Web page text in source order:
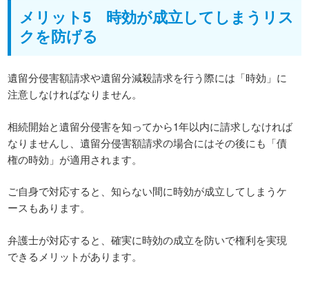
メリット5 時効が成立してしまうリス
クを防げる
遺留分侵害額請求や遺留分減殺請求を行う際には「時効」に
注意しなければなりません。
相続開始と遺留分侵害を知ってから1年以内に請求しなければ
なりませんし、遺留分侵害額請求の場合にはその後にも「債
権の時効」が適用されます。
ご自身で対応すると、知らない間に時効が成立してしまうケ
ースもあります。
弁護士が対応すると、確実に時効の成立を防いで権利を実現
できるメリットがあります。